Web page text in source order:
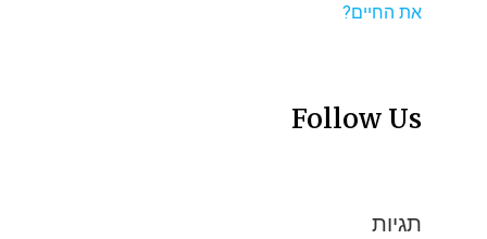
את החיים?
Follow Us
תגיות